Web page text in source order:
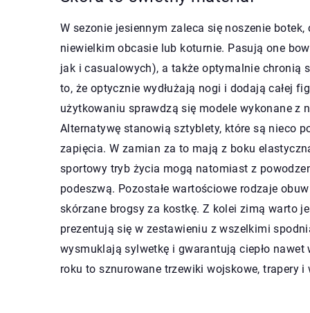
W sezonie jesiennym zaleca się noszenie
niewielkim obcasie lub koturnie. Pasują one
jak i casualowych), a także optymalnie chronią
to, że optycznie wydłużają nogi i dodają całej
użytkowaniu sprawdzą się modele wykonane z
Alternatywę stanowią sztyblety, które są nieco
zapięcia. W zamian za to mają z boku
sportowy tryb życia mogą natomiast z
podeszwą. Pozostałe wartościowe rodzaje
skórzane brogsy za kostkę. Z kolei zimą warto
prezentują się w zestawieniu z wszelkimi
wysmuklają sylwetkę i gwarantują ciepło
roku to sznurowane trzewiki wojskowe, trapery i